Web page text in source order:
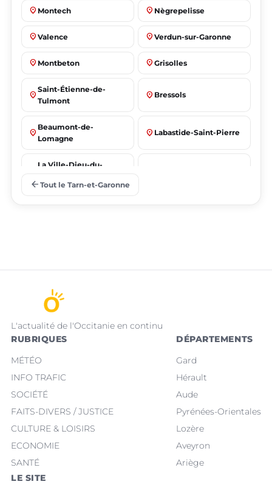
place Montech place Nègrepelisse
place Valence place Verdun-sur-Garonne
place Montbeton place Grisolles
place
Saint-Étienne-de-
Tulmont
place Bressols
place
Beaumont-de-
Lomagne
place Labastide-Saint-Pierre
La Ville-Dieu-du-
arrow_back Tout le Tarn-et-Garonne
L'actualité de l'Occitanie en continu
RUBRIQUES
MÉTÉO
INFO TRAFIC
SOCIÉTÉ
FAITS-DIVERS / JUSTICE
CULTURE & LOISIRS
ECONOMIE
SANTÉ
DÉPARTEMENTS
Gard
Hérault
Aude
Pyrénées-Orientales
Lozère
Aveyron
Ariège
LE SITE